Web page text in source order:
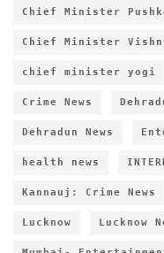
Chief Minister
Chief Minister
chief minister yogi
Crime News
Dehradun News
health news
Kannauj: Crime News
Lucknow Lucknow